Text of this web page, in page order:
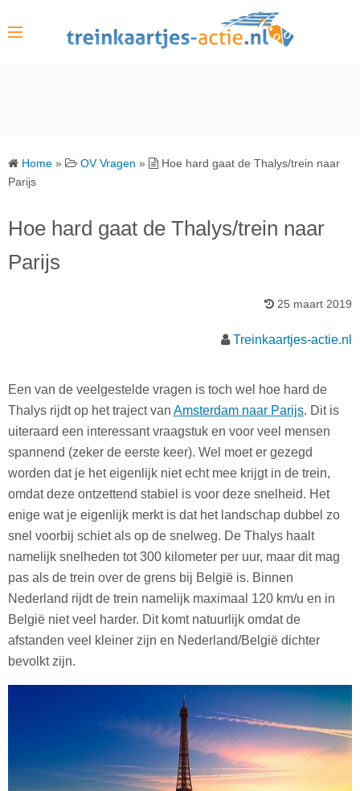
Home » OV Vragen »
Hoe hard gaat de Thalys/trein naar
Parijs
Hoe hard gaat de Thalys/trein naar
Parijs
25 maart 2019
Treinkaartjes-actie.nl
Een van de veelgestelde vragen is toch wel hoe hard de
Thalys rijdt op het traject van Amsterdam naar Parijs. Dit is
uiteraard een interessant vraagstuk en voor veel mensen
spannend (zeker de eerste keer). Wel moet er gezegd
worden dat je het eigenlijk niet echt mee krijgt in de trein,
omdat deze ontzettend stabiel is voor deze snelheid. Het
enige wat je eigenlijk merkt is dat het landschap dubbel zo
snel voorbij schiet als op de snelweg. De Thalys haalt
namelijk snelheden tot 300 kilometer per uur, maar dit mag
pas als de trein over de grens bij België is. Binnen
Nederland rijdt de trein namelijk maximaal 120 km/u en in
België niet veel harder. Dit komt natuurlijk omdat de
afstanden veel kleiner zijn en Nederland/België dichter
bevolkt zijn.